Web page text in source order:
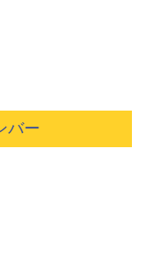
バー